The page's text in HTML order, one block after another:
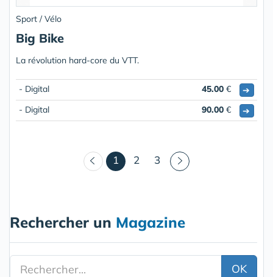
Sport / Vélo
Big Bike
La révolution hard-core du VTT.
- Digital 45.00 €
➔
- Digital
90.00 € ➔
1 (courant)
2 3
Rechercher un Magazine
OK